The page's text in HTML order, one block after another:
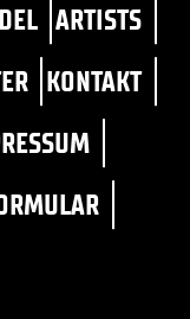
ARTISTS
KONTAKT